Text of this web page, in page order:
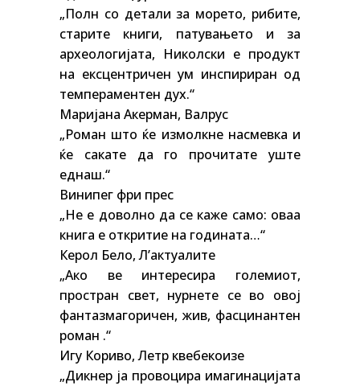
„Полн со детали за морето, рибите,
старите книги, патувањето и за
археологијата, Николски е продукт
на ексцентричен ум инспириран од
темпераментен дух.“
Маријана Акерман, Валрус
„Роман што ќе измолкне насмевка и
ќе сакате да го прочитате уште
еднаш.“
Винипег фри прес
„Не е доволно да се каже само: оваа
книга е откритие на годината…“
Керол Бело, Л’актуалите
„Ако ве интересира големиот,
простран свет, нурнете се во овој
фантазмагоричен, жив, фасцинантен
роман .“
Игу Кориво, Летр квебекоизе
„Дикнер ја провоцира имагинацијата